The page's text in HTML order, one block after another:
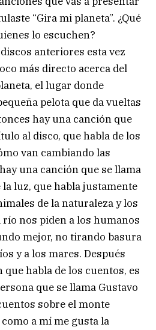
“Gira mi planeta”. ¿Qué
lo escuchen?
anteriores esta vez
más directo acerca del
el lugar donde
pelota que da vueltas
hay una canción que
al disco, que habla de los
van cambiando las
una canción que se llama
luz, que habla justamente
de la naturaleza y los
río nos piden a los humanos
mejor, no tirando basura
y a los mares. Después
habla de los cuentos, es
que se llama Gustavo
sobre el monte
a mí me gusta la